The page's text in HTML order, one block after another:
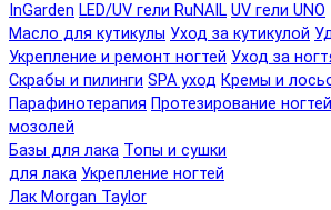
InGarden LED/UV гели RuNAIL UV гели UNO
Масло для кутикулы Уход за кутикулой
Укрепление и ремонт ногтей Уход за
Скрабы и пилинги SPA уход Кремы и
Парафинотерапия Протезирование
мозолей
Базы для лака Топы и сушки
для лака Укрепление ногтей
Лак Morgan Taylor